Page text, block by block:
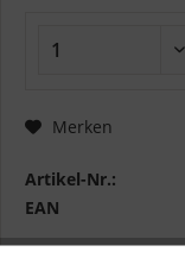
Merken
Artikel-Nr.:
EAN